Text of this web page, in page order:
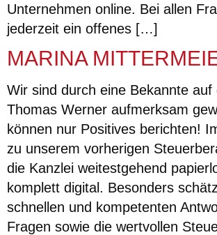
Unternehmen online. Bei allen
jederzeit ein offenes […]
MARINA
Wir sind durch eine Bekannte auf
Thomas Werner aufmerksam
können nur Positives berichten!
zu unserem vorherigen
die Kanzlei weitestgehend
komplett digital. Besonders
schnellen und kompetenten
Fragen sowie die wertvollen